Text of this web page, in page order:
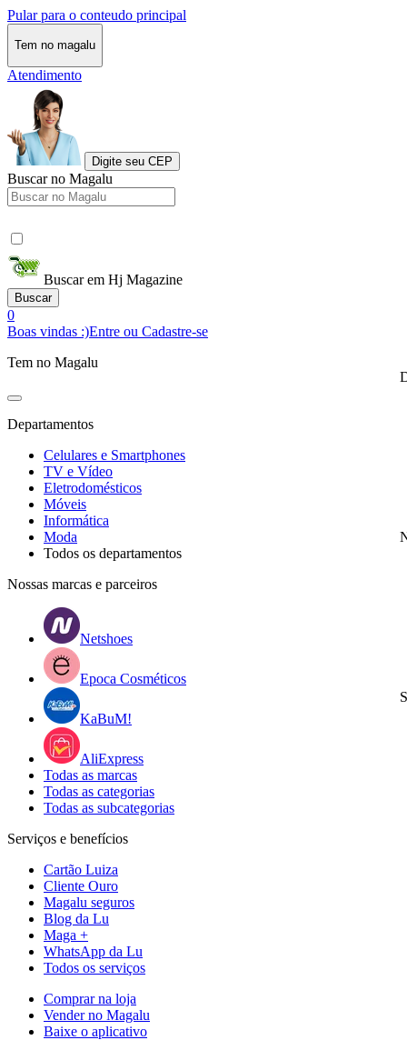
Pular para o conteudo principal
Tem no magalu
Atendimento
Digite seu CEP
Buscar no Magalu
Buscar em Hj Magazine
Buscar
0
Boas vindas :)Entre ou Cadastre-se
Tem no Magalu
Departamentos
Celulares e Smartphones
TV e Vídeo
Eletrodomésticos
Móveis
Informática
Moda
Todos os departamentos
Nossas marcas e parceiros
Netshoes
Epoca Cosméticos
KaBuM!
AliExpress
Todas as marcas
Todas as categorias
Todas as subcategorias
Serviços e benefícios
Cartão Luiza
Cliente Ouro
Magalu seguros
Blog da Lu
Maga +
WhatsApp da Lu
Todos os serviços
Comprar na loja
Vender no Magalu
Baixe o aplicativo